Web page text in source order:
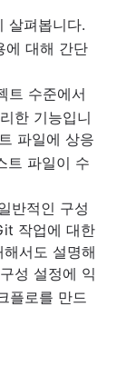
살펴봅니다.
에 대해 간단
트 수준에서
한 기능입니
파일에 상응
트 파일이 수
반적인 구성
작업에 대한
서도 설명해
성 설정에 익
플로를 만드